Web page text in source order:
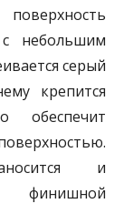
небольшим
серый
крепится
обеспечит
и
финишной